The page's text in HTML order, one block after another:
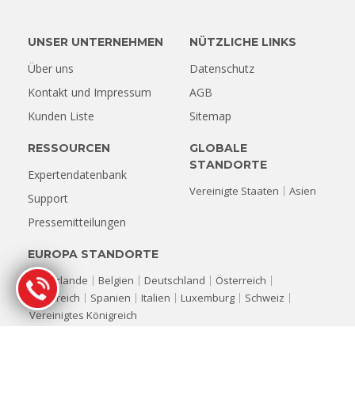
UNSER UNTERNEHMEN
Über uns
Kontakt und Impressum
Kunden Liste
NÜTZLICHE LINKS
Datenschutz
AGB
Sitemap
RESSOURCEN
Expertendatenbank
Support
Pressemitteilungen
EUROPA STANDORTE
Niederlande
Belgien Deutschland
Österreich
Frankreich
Spanien Italien Luxemburg
Schweiz
Vereinigtes Königreich
GLOBALE
STANDORTE
Vereinigte Staaten
Asien